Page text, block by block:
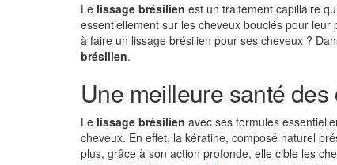
Le lissage brésilien est un traitement capillaire
essentiellement sur les cheveux bouclés pour
à faire un lissage brésilien pour ses cheveux ?
brésilien.
Une meilleure santé des
Le lissage brésilien avec ses formules
cheveux. En effet, la kératine, composé naturel
plus, grâce à son action profonde, elle cible les